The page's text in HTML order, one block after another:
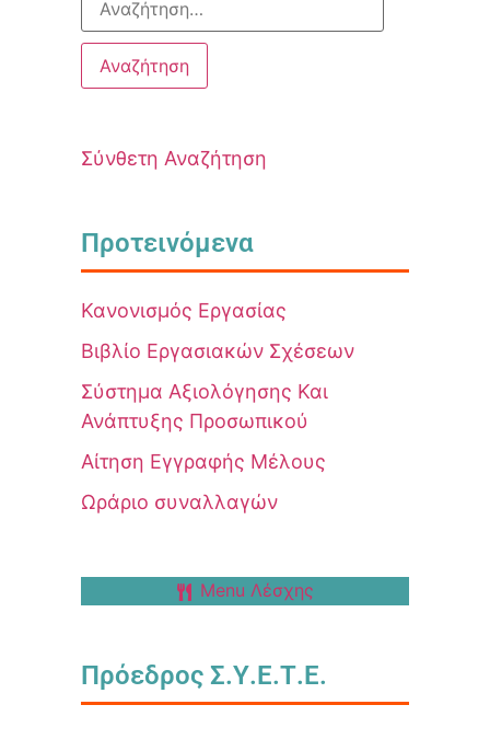
Σύνθετη Αναζήτηση
Προτεινόμενα
Κανονισμός Εργασίας
Βιβλίο Εργασιακών Σχέσεων
Σύστημα Αξιολόγησης Και
Ανάπτυξης Προσωπικού
Αίτηση Εγγραφής Μέλους
Ωράριο συναλλαγών
Menu Λέσχης
Πρόεδρος Σ.Υ.Ε.Τ.Ε.